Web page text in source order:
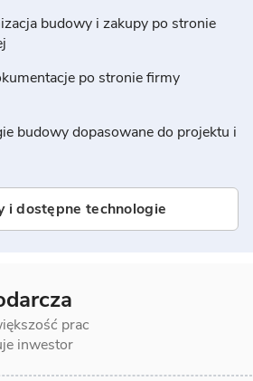
prac
inwestor
budowy i zakupy po stronie
po stronie firmy
budowy dopasowane do projektu i
i dostępne technologie